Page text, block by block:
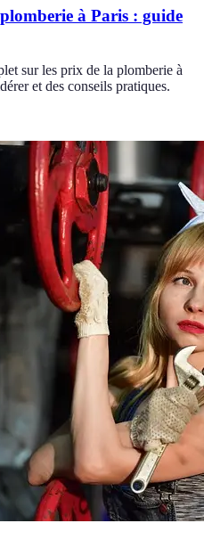
à Paris : guide
sur les prix de la plomberie à
et des conseils pratiques.